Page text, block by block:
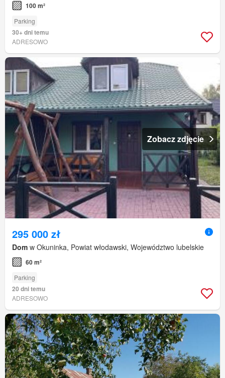
100 m²
Parking
30+ dni temu
ADRESOWO
Zobacz zdjęcie
295 000 zł
Dom w Okuninka, Powiat włodawski, Województwo lubelskie
60 m²
Parking
20 dni temu
ADRESOWO